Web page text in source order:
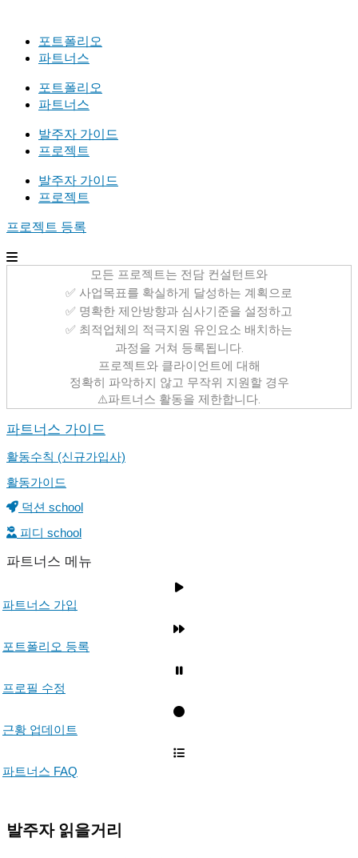
포트폴리오
파트너스
포트폴리오
파트너스
발주자 가이드
프로젝트
발주자 가이드
프로젝트
프로젝트 등록
모든 프로젝트는 전담 컨설턴트와
✅ 사업목표를 확실하게 달성하는 계획으로
✅ 명확한 제안방향과 심사기준을 설정하고
✅ 최적업체의 적극지원 유인요소 배치하는
과정을 거쳐 등록됩니다.
프로젝트와 클라이언트에 대해
정확히 파악하지 않고 무작위 지원할 경우
⚠️파트너스 활동을 제한합니다.
파트너스 가이드
활동수칙 (신규가입사)
활동가이드
덕션 school
피디 school
파트너스 메뉴
파트너스 가입
포트폴리오 등록
프로필 수정
근황 업데이트
파트너스 FAQ
발주자 읽을거리